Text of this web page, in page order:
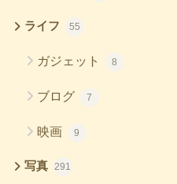
ライフ 55
ガジェット 8
ブログ 7
映画 9
写真 291